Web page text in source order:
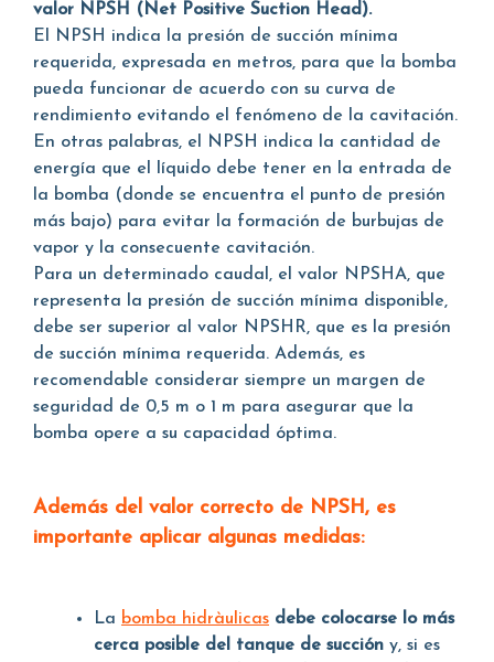
valor NPSH (Net Positive Suction Head).
El NPSH indica la presión de succión mínima
requerida, expresada en metros, para que la bomba
pueda funcionar de acuerdo con su curva de
rendimiento evitando el fenómeno de la cavitación.
En otras palabras, el NPSH indica la cantidad de
energía que el líquido debe tener en la entrada de
la bomba (donde se encuentra el punto de presión
más bajo) para evitar la formación de burbujas de
vapor y la consecuente cavitación.
Para un determinado caudal, el valor NPSHA, que
representa la presión de succión mínima disponible,
debe ser superior al valor NPSHR, que es la presión
de succión mínima requerida. Además, es
recomendable considerar siempre un margen de
seguridad de 0,5 m o 1 m para asegurar que la
bomba opere a su capacidad óptima.
Además del valor correcto de NPSH, es
importante aplicar algunas medidas:
La bomba hidràulicas debe colocarse lo más
cerca posible del tanque de succión y, si es